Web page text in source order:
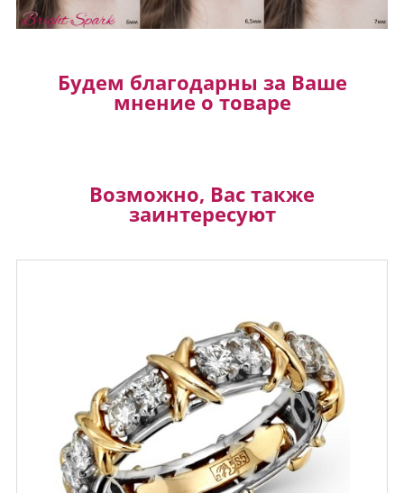
Будем благодарны за Ваше
мнение о товаре
Возможно, Вас также
заинтересуют